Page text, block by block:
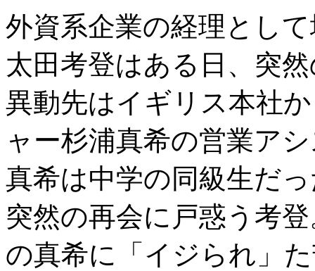
外資系企業の経理とし
太田考登はある日、突
異動先はイギリス本社
ャー杉浦真希の営業ア
真希は中学の同級生だ
突然の再会に戸惑う考
の真希に「イジられ」